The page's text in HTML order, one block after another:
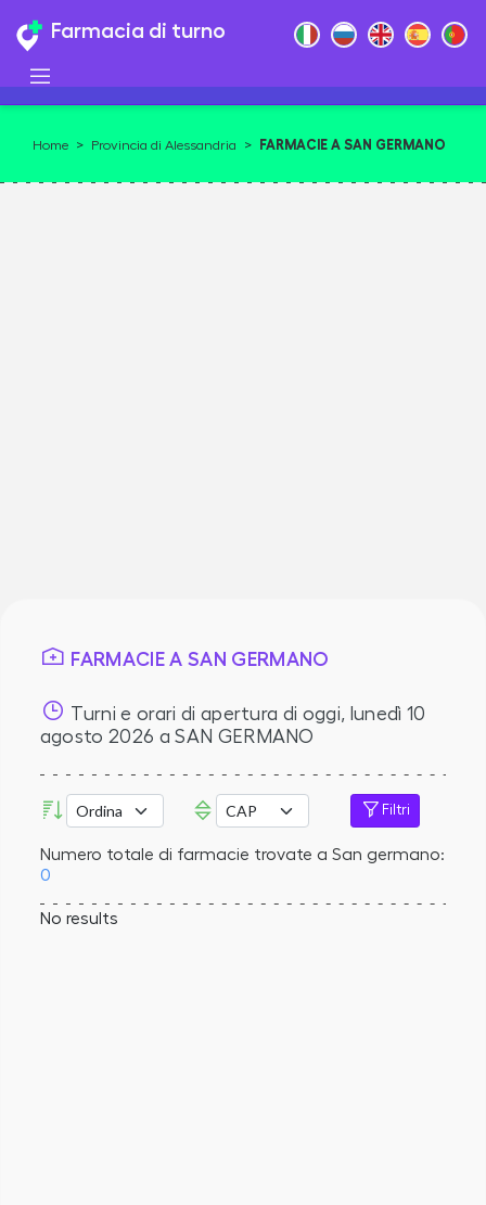
Farmacia di turno
Home > Provincia di Alessandria > FARMACIE A SAN GERMANO
FARMACIE A SAN GERMANO
Turni e orari di apertura di oggi,
lunedì 10
agosto 2026 a SAN GERMANO
Filtri
Numero totale di farmacie trovate a San germano:
0
No results